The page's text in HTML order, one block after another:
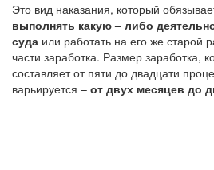
Это вид наказания, который
выполнять какую – либо
суда или работать на его же старой
части заработка. Размер заработка,
составляет от пяти до двадцати
варьируется – от двух месяцев до